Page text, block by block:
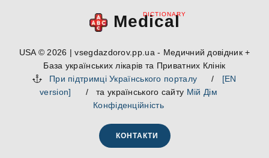
Medical
DICTIONARY
USA © 2026 | vsegdazdorov.pp.ua - Медичний довідник +
База українських лікарів та Приватних Клінік
При підтримці Українського порталу
/ [EN
version]
/ та українського сайту Мій Дім
Конфіденційність
КОНТАКТИ